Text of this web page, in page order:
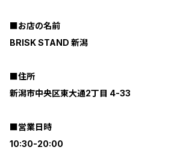
■お店の名前
BRISK STAND 新潟
■住所
新潟市中央区東大通2丁目 4-33
■営業日時
10:30-20:00